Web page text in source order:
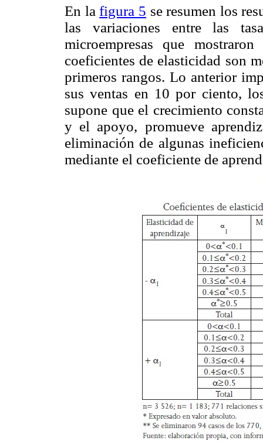
En lafigura 5 se resumen los
las variaciones entre las
microempresas que
coeficientes de elasticidad son
primeros rangos. Lo anterior
sus ventas en 10 por ciento,
supone que el crecimiento
y el apoyo, promueve
eliminación de algunas
mediante el coeficiente de